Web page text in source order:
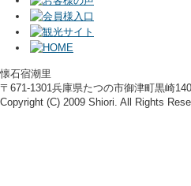
懐石宿潮里
〒671-1301兵庫県たつの市御津町黒崎
Copyright (C) 2009 Shiori. All Rights